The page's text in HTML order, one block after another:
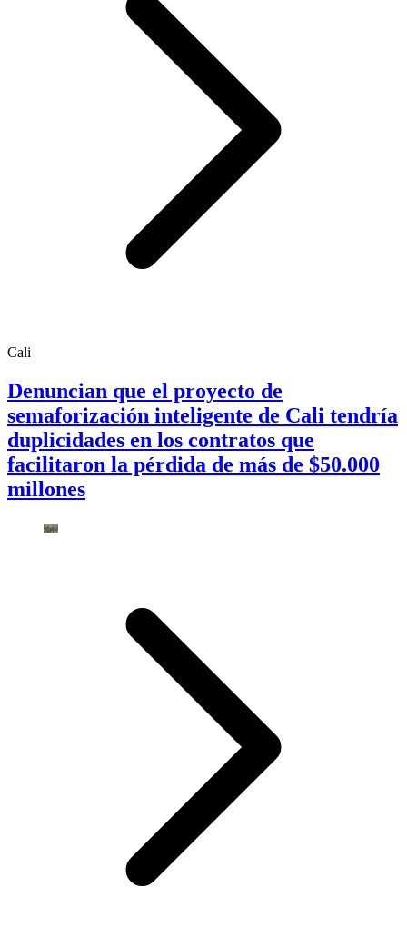
Cali
Denuncian que el proyecto de
semaforización inteligente de Cali tendría
duplicidades en los contratos que
facilitaron la pérdida de más de $50.000
millones